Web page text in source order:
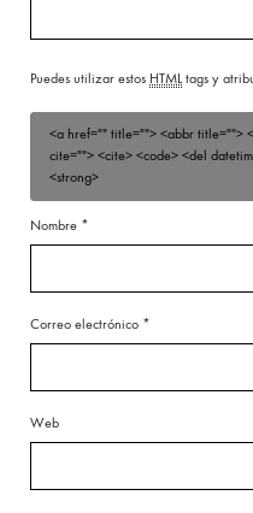
Puedes utilizar estos HTMLtags y
<a href="" title=""> <abbr title="">
cite=""> <cite> <code> <del
<strong>
Nombre *
Correo electrónico *
Web